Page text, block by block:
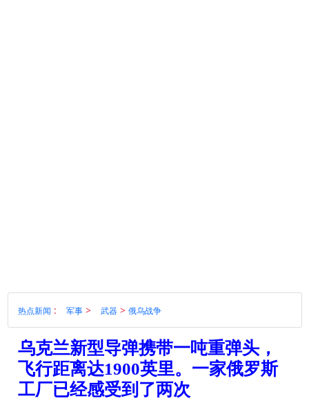
热点新闻 : 军事> 武器 > 俄乌战争
乌克兰新型导弹携带一吨重弹头，
飞行距离达1900英里。一家俄罗斯
工厂已经感受到了两次